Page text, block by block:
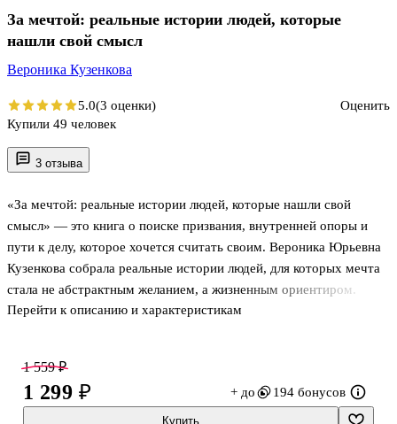
3 отзыва
«За мечтой: реальные истории людей, которые нашли свой
смысл» — это книга о поиске призвания, внутренней опоры и
пути к делу, которое хочется считать своим. Вероника Юрьевна
Кузенкова собрала реальные истории людей, для которых мечта
стала не абстрактным желанием, а жизненным ориентиром.
Здесь важен не только итог, но и сам путь: сомнения,
личностным ростом и хочет читать не общие рассуждения, а
живые человеческие истории.
Перейти к описанию и характеристикам
За мечтой: реальные истории людей, которые
нашли свой смысл
Вероника Кузенкова
5.0(3 оценки)
Оценить
Купили 49 человек
1 559 ₽
1 299 ₽ + до 194 бонусов
Купить